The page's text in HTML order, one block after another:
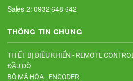
Sales 2: 0932 648 642
THÔNG TIN CHUNG
THIẾT BỊ ĐIỀU KHIỂN - REMOTE CONTROL
ĐẦU DÒ
BỘ MÃ HÓA - ENCODER